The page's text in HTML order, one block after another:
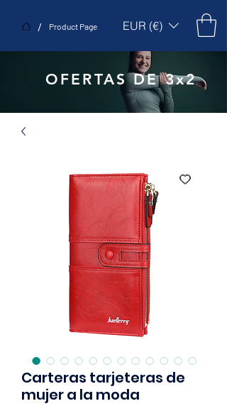
/ Product Page EUR (€)
OFERTAS DE 3x2
Carteras tarjeteras de
mujer a la moda